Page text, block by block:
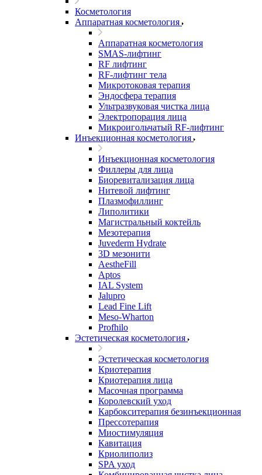
Косметология
Аппаратная косметология
Аппаратная косметология
SMAS-лифтинг
RF лифтинг
RF-лифтинг тела
Микротоковая терапия
Эндосфера терапия
Ультразвуковая чистка лица
Электропорация лица
Микроигольчатый RF-лифтинг
Инъекционная косметология
Инъекционная косметология
Филлеры для лица
Биоревитализация лица
Нитевой лифтинг
Плазмофиллинг
Липолитики
Магистральный коктейль
Мезотерапия
Juvederm Hydrate
3D мезонити
AestheFill
Aptos
IAL System
Jalupro
Lead Fine Lift
Meso-Wharton
Profhilo
Эстетическая косметология
Эстетическая косметология
Криотерапия
Криотерапия лица
Масочная программа
Королевский уход
Карбокситерапия безинъекционная
Прессотерапия
Миостимуляция
Кавитация
Криолиполиз
SPA уход